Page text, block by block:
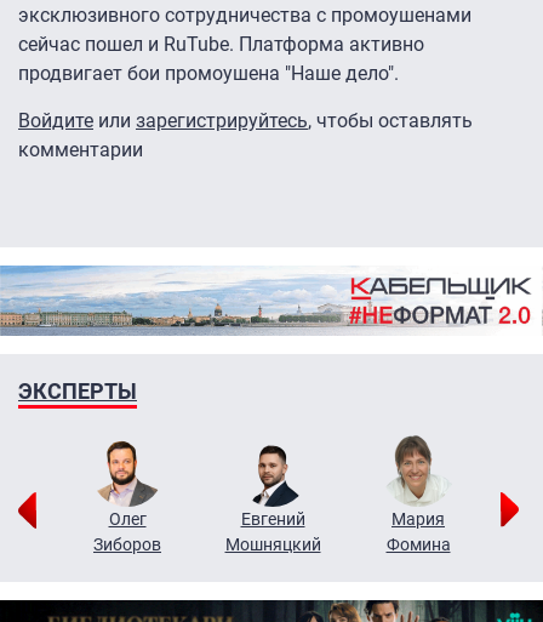
эксклюзивного сотрудничества с промоушенами
сейчас пошел и RuTube. Платформа активно
продвигает бои промоушена "Наше дело".
Войдите или зарегистрируйтесь, чтобы оставлять
комментарии
ЭКСПЕРТЫ
Олег
Зиборов
Евгений
Мошняцкий
Мария
Фомина